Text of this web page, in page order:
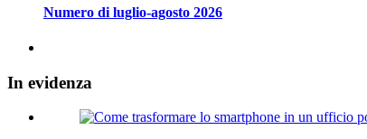
Numero di luglio-agosto 2026
In evidenza